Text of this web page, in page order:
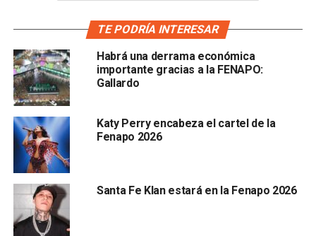
vehicular en el Periférico, especialmente en la
avenida Juárez, así como en la avenida Simón Díaz y
en la zona sur de la ciudad . “Ahí es donde más se
concentra la vialidad, por lo que estaremos recorriendo y
apoyando para agilizar el flujo”, señaló.
TE PODRÍA INTERESAR
Habrá una derrama económica
importante gracias a la FENAPO:
Gallardo
Katy Perry encabeza el cartel de la
Fenapo 2026
Santa Fe Klan estará en la Fenapo 2026